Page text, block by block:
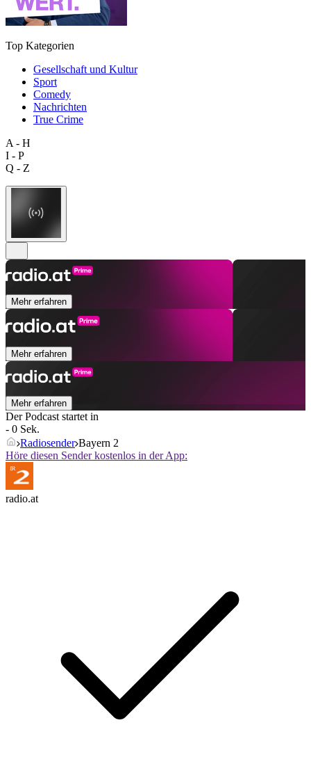
Top Kategorien
Gesellschaft und Kultur
Sport
Comedy
Nachrichten
True Crime
A - H
I - P
Q - Z
Mehr erfahren
Mehr erfahren
Mehr erfahren
Der Podcast startet in
- 0 Sek.
Radiosender Bayern 2
Höre diesen Sender kostenlos in der App:
radio.at